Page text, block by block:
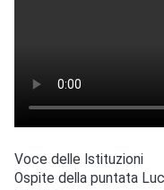
Voce delle Istituzioni
Ospite della puntata